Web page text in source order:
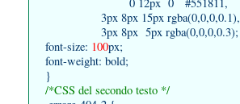
3px 8px 15px rgba(0,0,0,0.1),
3px 8px 5px rgba(0,0,0,0.3);
font-size: 100px;
font-weight: bold;
}
/*CSS del secondo testo */